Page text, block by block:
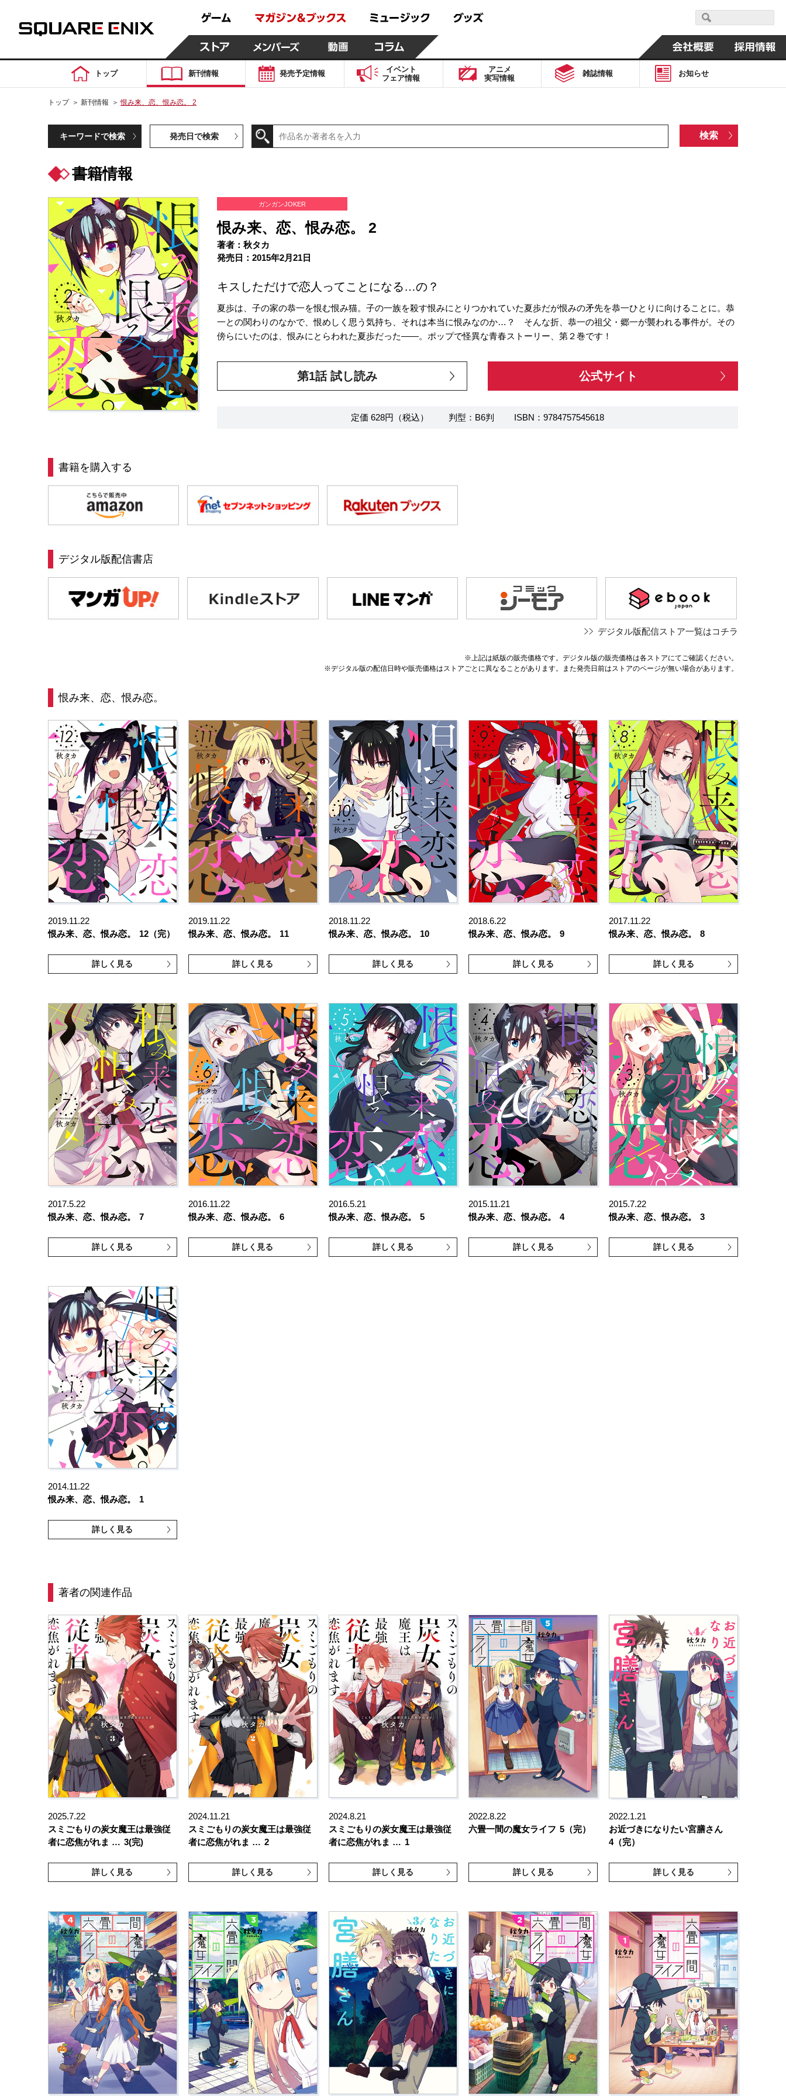
トップ 新刊情報 発売予定情報
イベント
フェア情報
アニメ
実写情報
雑誌情報 お知らせ
トップ ＞ 新刊情報 ＞ 恨み来、恋、恨み恋。 2
キーワードで検索 発売日で検索
書籍情報
ガンガンJOKER
恨み来、恋、恨み恋。 2
著者：秋タカ
発売日：2015年2月21日
キスしただけで恋人ってことになる…の？
夏歩は、子の家の恭一を恨む恨み猫。子の一族を殺す恨みにとりつかれていた夏歩だが恨みの矛先を恭一ひとりに向けることに。恭
一との関わりのなかで、恨めしく思う気持ち、それは本当に恨みなのか…？ そんな折、恭一の祖父・郷一が襲われる事件が。その
傍らにいたのは、恨みにとらわれた夏歩だった――。ポップで怪異な青春ストーリー、第２巻です！
第1話 試し読み 公式サイト
定価 628円（税込） 判型：B6判 ISBN：9784757545618
書籍を購入する
デジタル版配信書店
デジタル版配信ストア一覧はコチラ
※上記は紙版の販売価格です。デジタル版の販売価格は各ストアにてご確認ください。
※デジタル版の配信日時や販売価格はストアごとに異なることがあります。また発売日前はストアのページが無い場合があります。
恨み来、恋、恨み恋。
2019.11.22
恨み来、恋、恨み恋。
12（完）
詳しく見る
2019.11.22
恨み来、恋、恨み恋。
11
詳しく見る
2018.11.22
恨み来、恋、恨み恋。
10
詳しく見る
2018.6.22
恨み来、恋、恨み恋。
9
詳しく見る
2017.11.22
恨み来、恋、恨み恋。
8
詳しく見る
2017.5.22
恨み来、恋、恨み恋。
7
詳しく見る
2016.11.22
恨み来、恋、恨み恋。
6
詳しく見る
2016.5.21
恨み来、恋、恨み恋。
5
詳しく見る
2015.11.21
恨み来、恋、恨み恋。
4
詳しく見る
2015.7.22
恨み来、恋、恨み恋。
3
詳しく見る
2014.11.22
恨み来、恋、恨み恋。
1
詳しく見る
著者の関連作品
2025.7.22
スミごもりの炭女魔王は最強従
者に恋焦がれま … 3(完)
詳しく見る
2024.11.21
スミごもりの炭女魔王は最強従
者に恋焦がれま … 2
詳しく見る
2024.8.21
スミごもりの炭女魔王は最強従
者に恋焦がれま … 1
詳しく見る
2022.8.22
六畳一間の魔女ライフ 5（完）
詳しく見る
2022.1.21
お近づきになりたい宮膳さん
4（完）
詳しく見る